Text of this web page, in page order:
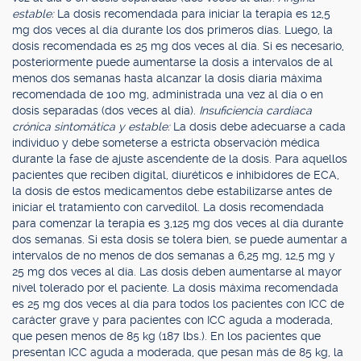
estable: La dosis recomendada para iniciar la terapia es 12,5
mg dos veces al día durante los dos primeros días. Luego, la
dosis recomendada es 25 mg dos veces al día. Si es necesario,
posteriormente puede aumentarse la dosis a intervalos de al
menos dos semanas hasta alcanzar la dosis diaria máxima
recomendada de 100 mg, administrada una vez al día o en
dosis separadas (dos veces al día). Insuficiencia cardíaca
crónica sintomática y estable: La dosis debe adecuarse a cada
individuo y debe someterse a estricta observación médica
durante la fase de ajuste ascendente de la dosis. Para aquellos
pacientes que reciben digital, diuréticos e inhibidores de ECA,
la dosis de estos medicamentos debe estabilizarse antes de
iniciar el tratamiento con carvedilol. La dosis recomendada
para comenzar la terapia es 3,125 mg dos veces al día durante
dos semanas. Si esta dosis se tolera bien, se puede aumentar a
intervalos de no menos de dos semanas a 6,25 mg, 12,5 mg y
25 mg dos veces al día. Las dosis deben aumentarse al mayor
nivel tolerado por el paciente. La dosis máxima recomendada
es 25 mg dos veces al día para todos los pacientes con ICC de
carácter grave y para pacientes con ICC aguda a moderada,
que pesen menos de 85 kg (187 lbs.). En los pacientes que
presentan ICC aguda a moderada, que pesan más de 85 kg, la